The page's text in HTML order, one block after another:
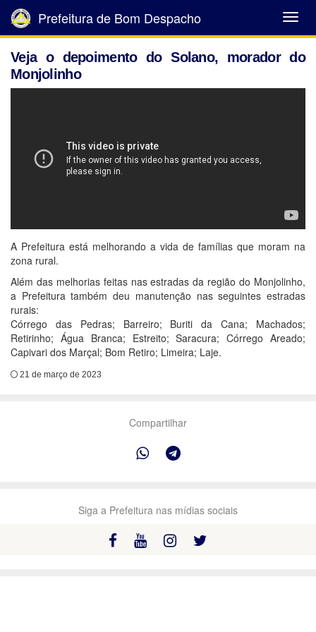
Abrir
Menu
Prefeitura de Bom Despacho
Veja o depoimento do Solano, morador do
Monjolinho
A Prefeitura está melhorando a vida de famílias que moram na
zona rural.
Além das melhorias feitas nas estradas da região do Monjolinho,
a Prefeitura também deu manutenção nas seguintes estradas
rurais:
Córrego das Pedras; Barreiro; Buriti da Cana; Machados;
Retirinho; Água Branca; Estreito; Saracura; Córrego Areado;
Capivari dos Marçal; Bom Retiro; Limeira; Laje.
21 de março de 2023
Compartilhar
Siga a Prefeitura nas mídias sociais